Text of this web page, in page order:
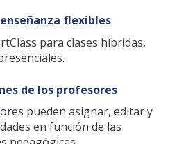
flexibles
para clases híbridas,
de los profesores
pueden asignar, editar y
en función de las